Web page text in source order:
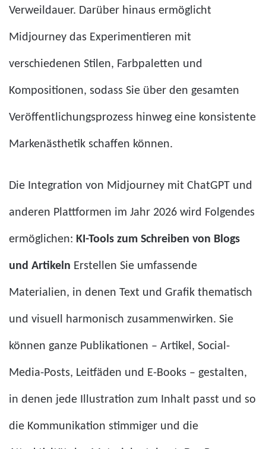
Verweildauer. Darüber hinaus ermöglicht
Midjourney das Experimentieren mit
verschiedenen Stilen, Farbpaletten und
Kompositionen, sodass Sie über den gesamten
Veröffentlichungsprozess hinweg eine konsistente
Markenästhetik schaffen können.
Die Integration von Midjourney mit ChatGPT und
anderen Plattformen im Jahr 2026 wird Folgendes
ermöglichen: KI-Tools zum Schreiben von Blogs
und Artikeln Erstellen Sie umfassende
Materialien, in denen Text und Grafik thematisch
und visuell harmonisch zusammenwirken. Sie
können ganze Publikationen – Artikel, Social-
Media-Posts, Leitfäden und E-Books – gestalten,
in denen jede Illustration zum Inhalt passt und so
die Kommunikation stimmiger und die